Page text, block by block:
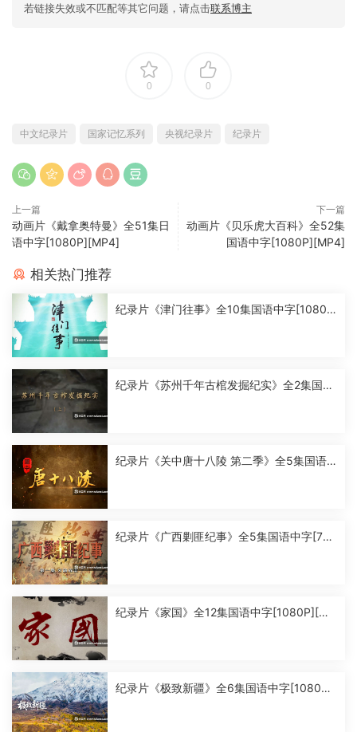
若链接失效或不匹配等其它问题，请点击联系博主
0 0
中文纪录片 国家记忆系列 央视纪录片 纪录片
上一篇
动画片《戴拿奥特曼》全51集日
语中字[1080P][MP4]
下一篇
动画片《贝乐虎大百科》全52集
国语中字[1080P][MP4]
相关热门推荐
纪录片《津门往事》全10集国语中字[1080
纪录片《苏州千年古棺发掘纪实》全2集国语
纪录片《关中唐十八陵 第二季》全5集国语
纪录片《广西剿匪纪事》全5集国语中字[720
纪录片《家国》全12集国语中字[1080P][MP
纪录片《极致新疆》全6集国语中字[1080P]